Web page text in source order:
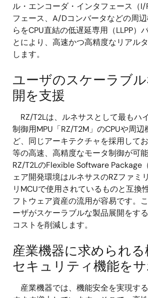
ル・エンコーダ・インタフェース（
フェース、A/Dコンバータなどの周
らをCPU直結の低遅延専用（LLPP）
とにより、高速かつ高精度なリアル
します。
ユーザのスケーラブ
開を支援
RZ/T2Lは、ルネサスとして最もハ
制御用MPU「RZ/T2M」のCPUや周
ど、同じアーキテクチャを採用して
等の高速、高精度なモータ制御が可能
RZ/T2LのFlexible Software Package
ェア開発環境はルネサスのRZファミ
リMCUで使用されているものと互換
フトウェア資産の流用が容易です。
ーザがスケーラブルな製品展開をす
コストを削減します。
産業機器に求められ
セキュリティ機能をサ
産業機器では、機能安全を実現す